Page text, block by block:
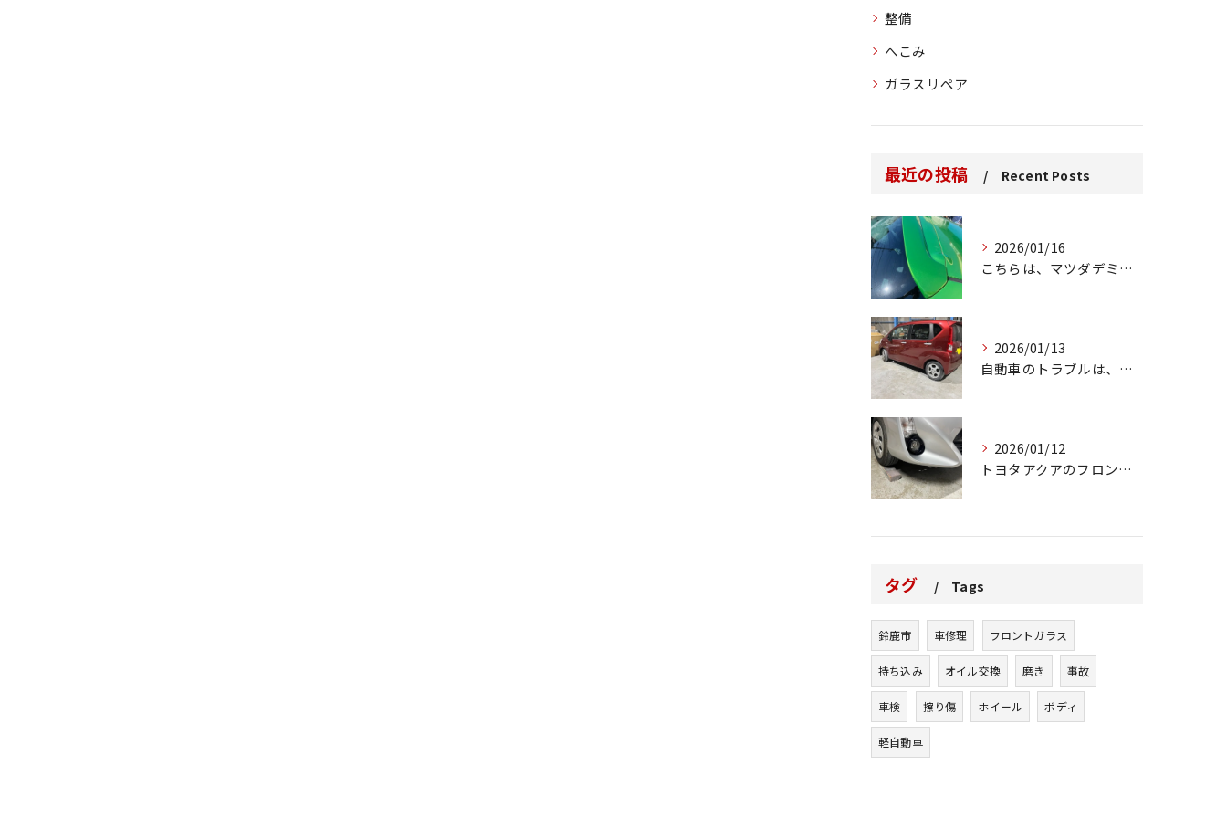
整備
へこみ
ガラスリペア
最近の投稿 Recent Posts
2026/01/16
こちらは、マツダデミオのゲートのルーフスポイラーで、経年劣化...
2026/01/13
自動車のトラブルは、日常生活において避けられない出来事の一つ...
2026/01/12
トヨタアクアのフロントバンパーの右下側を縁石にぶつけてできた...
タグ Tags
鈴鹿市 車修理 フロントガラス
持ち込み オイル交換 磨き 事故
車検 擦り傷 ホイール ボディ
軽自動車